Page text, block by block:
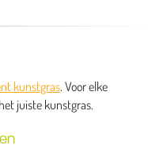
kunstgras. Voor elke
juiste kunstgras.